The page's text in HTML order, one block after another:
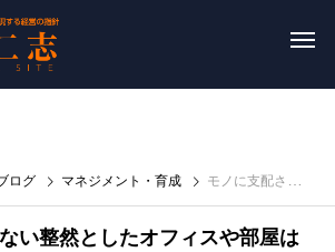
ログ マネジメント・育成 モノに支配されない整然としたオフィスや部屋は心の現れ
い整然としたオフィスや部屋は